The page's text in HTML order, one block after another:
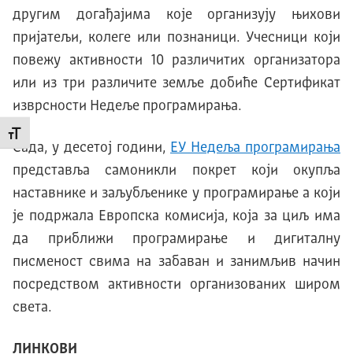
Промени величину слова
другим догађајима које организују њихови
пријатељи, колеге или познаници. Учесници који
повежу активности 10 различитих организатора
или из три различите земље добиће Сертификат
изврсности Недеље програмирања.
Сада, у десетој години, ЕУ Недеља програмирања
представља самоникли покрет који окупља
наставнике и заљубљенике у програмирање а који
је подржала Европска комисија, која за циљ има
да приближи програмирање и дигиталну
писменост свима на забаван и занимљив начин
посредством активности организованих широм
света.
ЛИНКОВИ